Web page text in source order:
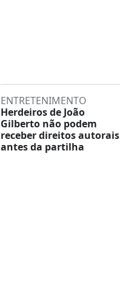
ENTRETENIMENTO
Herdeiros de João
Gilberto não podem
receber direitos autorais
antes da partilha